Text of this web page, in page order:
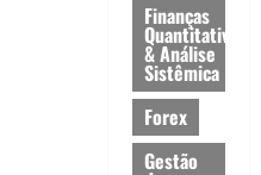
Finanças
Quantitativas
& Análise
Sistêmica
Forex
Gestão